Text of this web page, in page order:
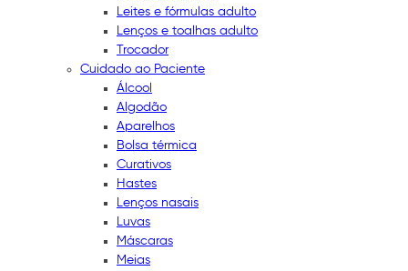
Leites e fórmulas adulto
Lenços e toalhas adulto
Trocador
Cuidado ao Paciente
Álcool
Algodão
Aparelhos
Bolsa térmica
Curativos
Hastes
Lenços nasais
Luvas
Máscaras
Meias